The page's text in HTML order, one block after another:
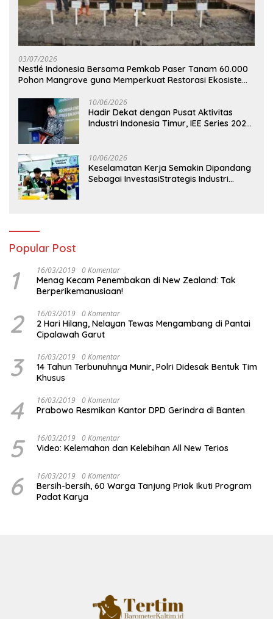
03/07/2026
Nestlé Indonesia Bersama Pemkab Paser Tanam 60.000
Pohon Mangrove guna Memperkuat Restorasi Ekosistem
10/06/2026
Hadir Dekat dengan Pusat Aktivitas
Industri Indonesia Timur, IEE Series 2026
10/06/2026
Keselamatan Kerja Semakin Dipandang
Sebagai InvestasiStrategis Industri
Popular Post
1 16/03/2019 0 Komentar
Menag Kecam Penembakan di New Zealand: Tak
Berperikemanusiaan!
2 16/03/2019 0 Komentar
2 Hari Hilang, Nelayan Tewas Mengambang di Pantai
Cipalawah Garut
3 16/03/2019 0 Komentar
14 Tahun Terbunuhnya Munir, Polri Didesak Bentuk Tim
Khusus
4 16/03/2019 0 Komentar
Prabowo Resmikan Kantor DPD Gerindra di Banten
5 16/03/2019 0 Komentar
Video: Kelemahan dan Kelebihan All New Terios
6 16/03/2019 0 Komentar
Bersih-bersih, 60 Warga Tanjung Priok Ikuti Program
Padat Karya